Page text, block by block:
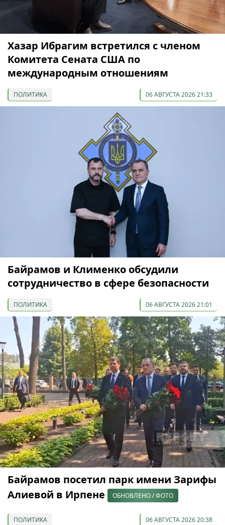
Хазар Ибрагим встретился с членом
Комитета Сената США по
международным отношениям
ПОЛИТИКА 06 АВГУСТА 2026 21:33
Байрамов и Клименко обсудили
сотрудничество в сфере безопасности
ПОЛИТИКА 06 АВГУСТА 2026 21:01
Байрамов посетил парк имени Зарифы
Алиевой в Ирпене
ОБНОВЛЕНО / ФОТО
ПОЛИТИКА 06 АВГУСТА 2026 20:38